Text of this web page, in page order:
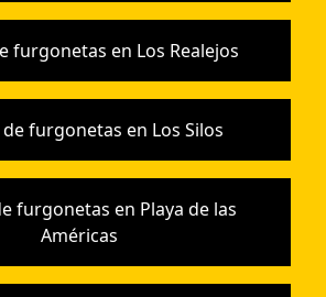
furgonetas en Los Realejos
furgonetas en Los Silos
furgonetas en Playa de las
Américas